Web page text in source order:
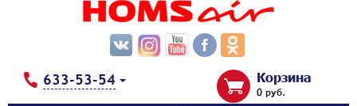
633-53-54 Корзина
0 руб.